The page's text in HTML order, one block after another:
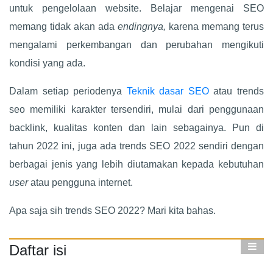
untuk pengelolaan website. Belajar mengenai SEO
memang tidak akan ada endingnya, karena memang terus
mengalami perkembangan dan perubahan mengikuti
kondisi yang ada.
Dalam setiap periodenya Teknik dasar SEOatau trends
seo memiliki karakter tersendiri, mulai dari penggunaan
backlink, kualitas konten dan lain sebagainya. Pun di
tahun 2022 ini, juga ada trends SEO 2022 sendiri dengan
berbagai jenis yang lebih diutamakan kepada kebutuhan
useratau pengguna internet.
Apa saja sih trends SEO 2022? Mari kita bahas.
Daftar isi